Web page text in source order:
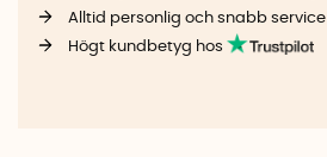
Alltid personlig och snabb service
Högt kundbetyg hos